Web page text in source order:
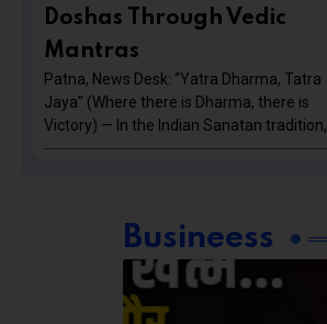
Doshas Through Vedic
Mantras
Patna, News Desk: “Yatra Dharma, Tatra
Jaya” (Where there is Dharma, there is
Victory) — In the Indian Sanatan tradition,
Busineess